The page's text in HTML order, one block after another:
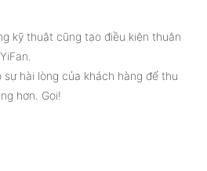
kỹ thuật cũng tạo điều kiện thuận
sự hài lòng của khách hàng để thu
hơn. Gọi!